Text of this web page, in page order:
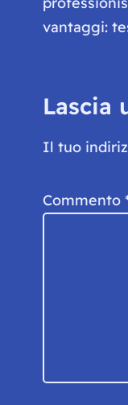
vantaggi:
Lascia
Il tuo
Commento